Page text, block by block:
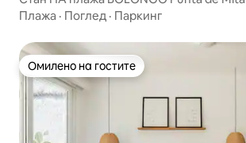
Плажа · Поглед · Паркинг
Омилено на гостите
Омилено на гостите